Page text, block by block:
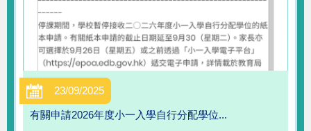
23/09/2025
有關申請2026年度小一入學自行分配學位...